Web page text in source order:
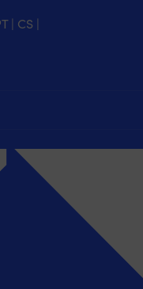
| CS |